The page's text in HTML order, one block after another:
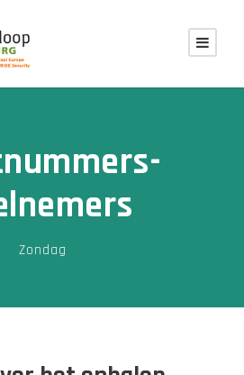
Zondag